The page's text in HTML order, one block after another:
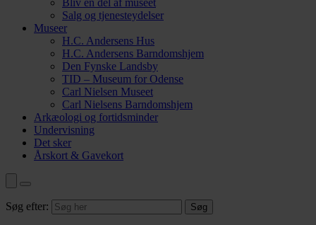
Bliv en del af museet
Salg og tjenesteydelser
Museer
H.C. Andersens Hus
H.C. Andersens Barndomshjem
Den Fynske Landsby
TID – Museum for Odense
Carl Nielsen Museet
Carl Nielsens Barndomshjem
Arkæologi og fortidsminder
Undervisning
Det sker
Årskort & Gavekort
Søg efter: